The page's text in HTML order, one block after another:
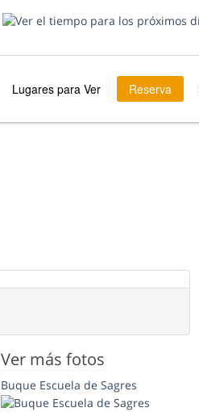
Lugares para Ver Reserva
Ver más fotos
Buque Escuela de Sagres